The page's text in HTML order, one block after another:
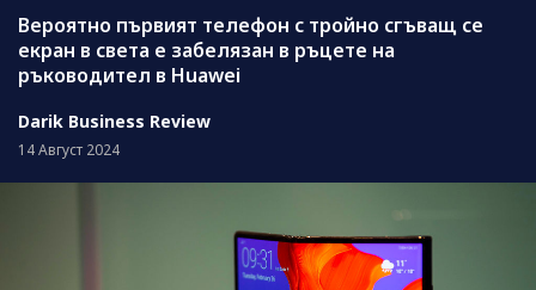
Вероятно първият телефон с тройно сгъващ се
екран в света е забелязан в ръцете на
ръководител в Huawei
Darik Business Review
14 Август 2024